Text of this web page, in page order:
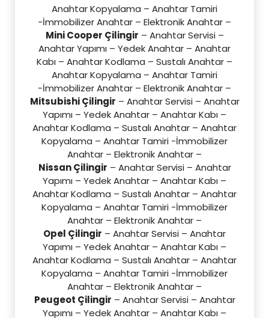
Anahtar Kopyalama – Anahtar Tamiri
-İmmobilizer Anahtar – Elektronik Anahtar –
Mini Cooper Çilingir – Anahtar Servisi –
Anahtar Yapımı – Yedek Anahtar – Anahtar
Kabı – Anahtar Kodlama – Sustalı Anahtar –
Anahtar Kopyalama – Anahtar Tamiri
-İmmobilizer Anahtar – Elektronik Anahtar –
Mitsubishi Çilingir – Anahtar Servisi – Anahtar
Yapımı – Yedek Anahtar – Anahtar Kabı –
Anahtar Kodlama – Sustalı Anahtar – Anahtar
Kopyalama – Anahtar Tamiri -İmmobilizer
Anahtar – Elektronik Anahtar –
Nissan Çilingir – Anahtar Servisi – Anahtar
Yapımı – Yedek Anahtar – Anahtar Kabı –
Anahtar Kodlama – Sustalı Anahtar – Anahtar
Kopyalama – Anahtar Tamiri -İmmobilizer
Anahtar – Elektronik Anahtar –
Opel Çilingir – Anahtar Servisi – Anahtar
Yapımı – Yedek Anahtar – Anahtar Kabı –
Anahtar Kodlama – Sustalı Anahtar – Anahtar
Kopyalama – Anahtar Tamiri -İmmobilizer
Anahtar – Elektronik Anahtar –
Peugeot Çilingir – Anahtar Servisi – Anahtar
Yapımı – Yedek Anahtar – Anahtar Kabı –